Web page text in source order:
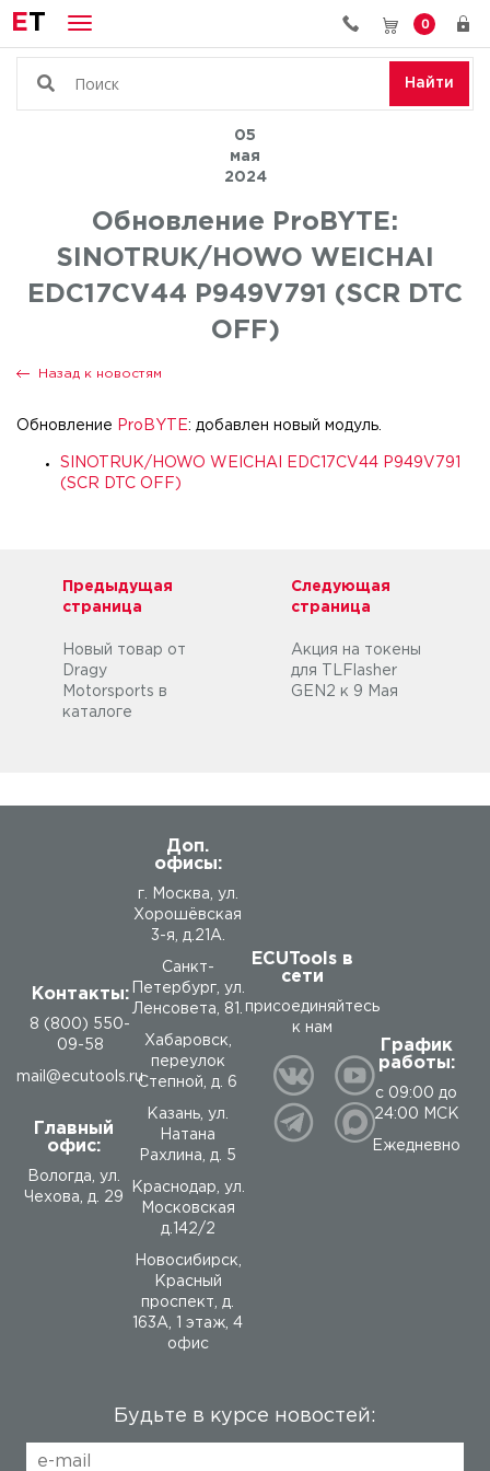
ET 0
Найти
05
мая
2024
Обновление ProBYTE:
SINOTRUK/HOWO WEICHAI
EDC17CV44 P949V791 (SCR DTC
OFF)
Назад к новостям
Обновление ProBYTE: добавлен новый модуль.
SINOTRUK/HOWO WEICHAI EDC17CV44 P949V791
(SCR DTC OFF)
Предыдущая
страница
Новый товар от
Dragy
Motorsports в
каталоге
Следующая
страница
Акция на токены
для TLFlasher
GEN2 к 9 Мая
Контакты:
8 (800) 550-
09-58
mail@ecutools.ru
Главный
офис:
Вологда
ул.
Чехова, д. 29
Доп.
офисы:
г. Москва, ул.
Хорошёвская
3-я, д.21А.
Санкт-
Петербург, ул.
Ленсовета, 81.
Хабаровск,
переулок
Степной, д. 6
Казань, ул.
Натана
Рахлина, д. 5
Краснодар, ул.
Московская
д.142/2
Новосибирск,
Красный
проспект, д.
163А, 1 этаж, 4
офис
ECUTools в
сети
присоединяйтесь
к нам
График
работы:
с 09:00 до
24:00 МСК
Ежедневно
Будьте в курсе новостей: